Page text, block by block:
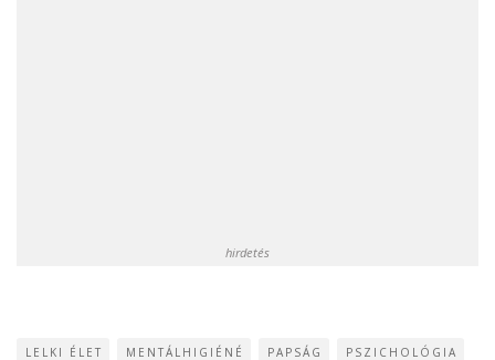
hirdetés
LELKI ÉLET MENTÁLHIGIÉNÉ PAPSÁG PSZICHOLÓGIA